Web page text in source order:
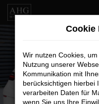
Zum
Cookie
Wir nutzen Cookies,
Nutzung unserer
Kommunikation mit
berücksichtigen hierbei
verarbeiten Daten für
wenn Sie uns Ihre